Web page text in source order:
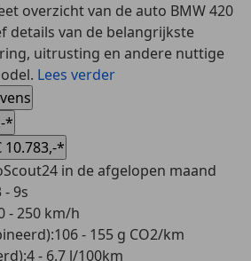
overzicht van de auto BMW 420
details van de belangrijkste
uitrusting en andere nuttige
Lees verder
*
10.783,-*
in de afgelopen maand
- 9s
- 250 km/h
:106 - 155 g CO2/km
:4 - 6.7 l/100km